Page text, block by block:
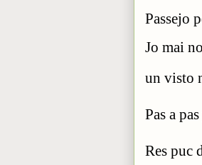
Passejo
Jo mai
un visto
Pas a
Res puc